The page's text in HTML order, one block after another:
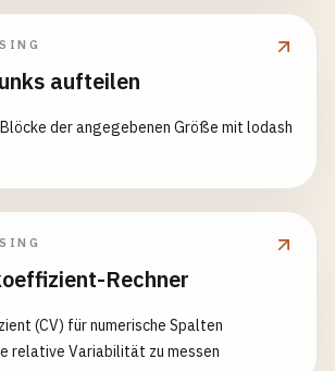
aufteilen
der angegebenen Größe mit lodash
Rechner
(CV) für numerische Spalten
relative Variabilität zu messen